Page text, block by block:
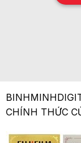
CHÍNH THỨC